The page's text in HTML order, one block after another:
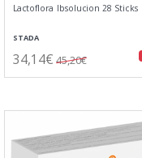
Lactoflora Ibsolucion 28 Sticks
STADA
34,14€ 45,20€